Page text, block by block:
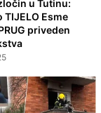
u Tutinu:
TIJELO Esme
priveden